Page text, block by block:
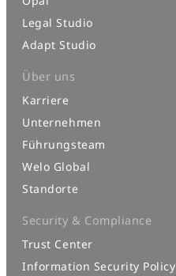
Legal Studio
Adapt Studio
Über uns
Karriere
Unternehmen
Führungsteam
Welo Global
Standorte
Security & Compliance
Trust Center
Information Security Policy